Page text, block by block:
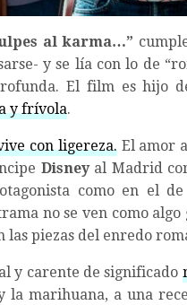
al karma…”
y se lía con lo de
El film es hijo
y frívola.
con ligereza.El amor
Disneyal Madrid
como en el
no se ven como algo
las piezas del enredo
y carente de significado
la marihuana, a una